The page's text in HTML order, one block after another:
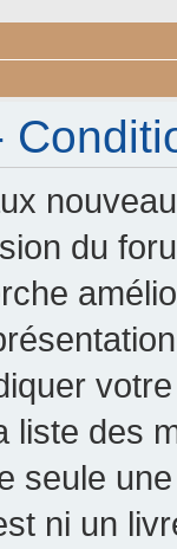
du
liste des
seule
ni un